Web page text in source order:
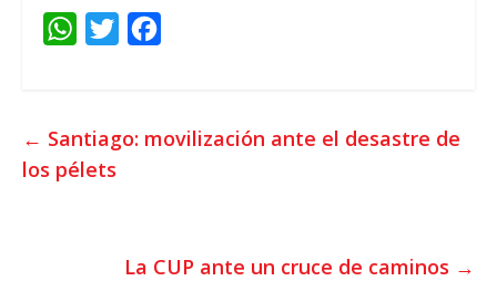
W
s
k
← Santiago: movilización ante el desastre de
los pélets
La CUP ante un cruce de caminos →